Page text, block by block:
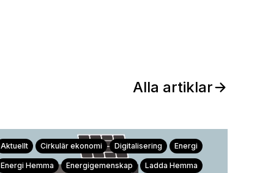
Alla artiklar
Aktuellt Cirkulär ekonomi Digitalisering Energi
Energi Hemma Energigemenskap Ladda Hemma